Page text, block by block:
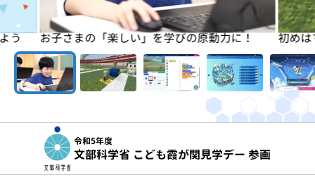
う お子さまの「楽しい」を学びの原動力に！ 初め
令和5年度
文部科学省 こども霞が関見学デー 参画